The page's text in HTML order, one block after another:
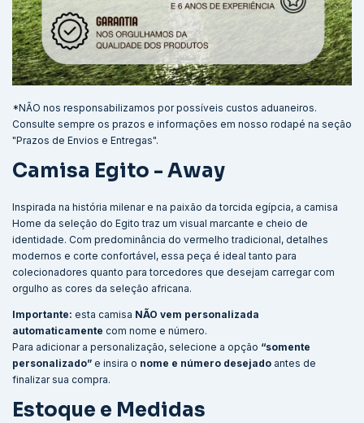
*NÃO nos responsabilizamos por possíveis custos aduaneiros.
Consulte sempre os prazos e informações em nosso rodapé na seção
"Prazos de Envios e Entregas".
Camisa Egito - Away
Inspirada na história milenar e na paixão da torcida egípcia, a camisa
Home da seleção do Egito traz um visual marcante e cheio de
identidade. Com predominância do vermelho tradicional, detalhes
modernos e corte confortável, essa peça é ideal tanto para
colecionadores quanto para torcedores que desejam carregar com
orgulho as cores da seleção africana.
Importante: esta camisa NÃO vem personalizada
automaticamente com nome e número.
Para adicionar a personalização, selecione a opção “somente
personalizado” e insira o nome e número desejado antes de
finalizar sua compra.
Estoque e Medidas